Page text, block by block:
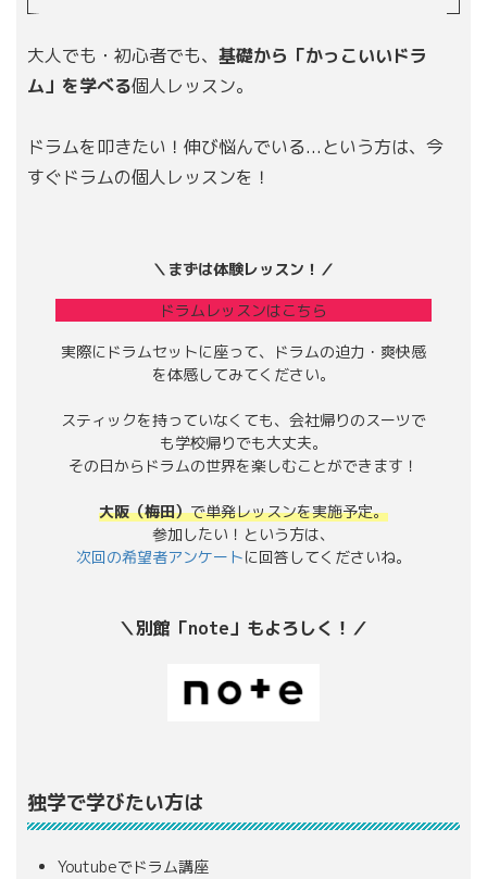
大人でも・初心者でも、 基礎から「かっこいいドラ
ム」を学べる個人レッスン。
ドラムを叩きたい！伸び悩んでいる...という方は、今
すぐドラムの個人レッスンを！
＼まずは体験レッスン！／
ドラムレッスンはこちら
実際にドラムセットに座って、ドラムの迫力・爽快感
を体感してみてください。
スティックを持っていなくても、会社帰りのスーツで
も学校帰りでも大丈夫。
その日からドラムの世界を楽しむことができます！
大阪（梅田）で単発レッスンを実施予定。
参加したい！という方は、
次回の希望者アンケートに回答してくださいね。
＼別館「note」もよろしく！／
独学で学びたい方は
Youtubeでドラム講座